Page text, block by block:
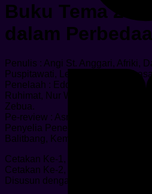
Buku Tema 2 –
dalam
Penulis : Angi St. Anggari, Afriki,
Puspitawati, Lely Mifthachul
Penelaah : Eddy Budiono, Anung
Ruhimat, Nur Wahyu Rochmadi,
Zebua.
Pe-review : Asmaul Husna
Penyelia Penerbitan : Pusat
Balitbang, Kemendikbud.
Cetakan Ke-1, 2015 (978-602-
Cetakan Ke-2, 2018 (Edisi Revisi)
Disusun dengan huruf Baar